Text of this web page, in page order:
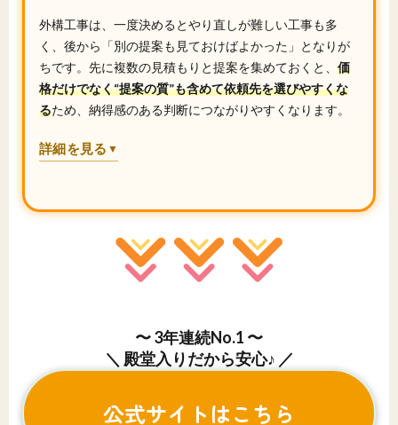
外構工事は、一度決めるとやり直しが難しい工事も多
く、後から「別の提案も見ておけばよかった」となりが
ちです。先に複数の見積もりと提案を集めておくと、 価
格だけでなく“提案の質”も含めて依頼先を選びやすくな
るため、納得感のある判断につながりやすくなります。
詳細を見る ▼
〜 3年連続No.1 〜
＼ 殿堂入りだから安心♪ ／
公式サイトはこちら